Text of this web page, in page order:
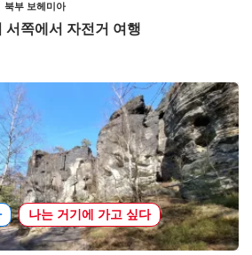
북부 보헤미아
서쪽에서 자전거 여행
나는 거기에 가고 싶다